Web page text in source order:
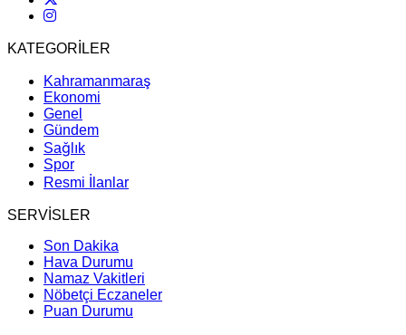
KATEGORİLER
Kahramanmaraş
Ekonomi
Genel
Gündem
Sağlık
Spor
Resmi İlanlar
SERVİSLER
Son Dakika
Hava Durumu
Namaz Vakitleri
Nöbetçi Eczaneler
Puan Durumu